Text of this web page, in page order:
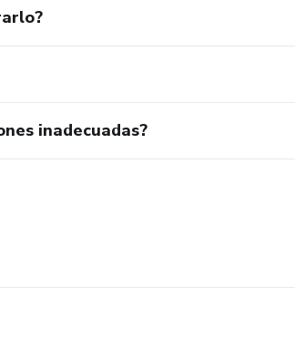
inadecuadas?